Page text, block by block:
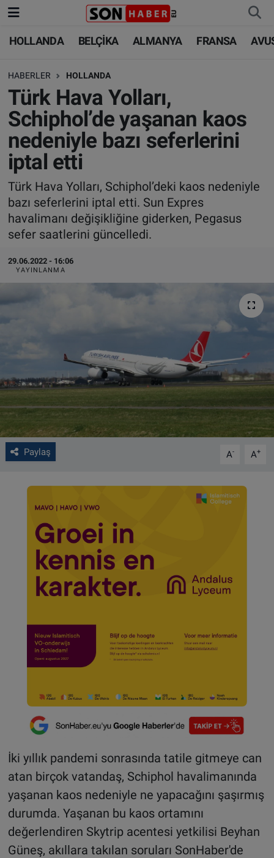
HOLLANDA BELÇİKA ALMANYA FRANSA
HABERLER HOLLANDA
Türk Hava Yolları,
Schiphol’de yaşanan kaos
nedeniyle bazı seferlerini
iptal etti
Türk Hava Yolları, Schiphol’deki kaos nedeniyle
bazı seferlerini iptal etti. Sun Expres
havalimanı değişikliğine giderken, Pegasus
sefer saatlerini güncelledi.
29.06.2022 - 16:06
YAYINLANMA
Paylaş A- A+
İki yıllık pandemi sonrasında tatile gitmeye can
atan birçok vatandaş, Schiphol havalimanında
yaşanan kaos nedeniyle ne yapacağını şaşırmış
durumda. Yaşanan bu kaos ortamını
değerlendiren Skytrip acentesi yetkilisi Beyhan
Güneş, akıllara takılan soruları SonHaber'de
HOLLANDA
BELÇİKA
ALMANYA
FRANSA
AVUSTURYA
SAĞLIK - YAŞAM
BİLİM-TEKNOLOJİ
HOLLANDA
BELÇİKA
ALMANYA
TÜRKİYE
DÜNYA
BİLİM-TEKNOLOJİ
SAĞLIK
FOTO GALERİ
ALGEMENE VOORWAARDEN
CONTACT
Çerez Politikası
Nöbetçi Eczaneler
Hava Durumu
Trafik Durumu
Süper Lig Puan Durumu ve Fikstür
Tüm Manşetler
Son Dakika Haberleri
Haber Arşivi